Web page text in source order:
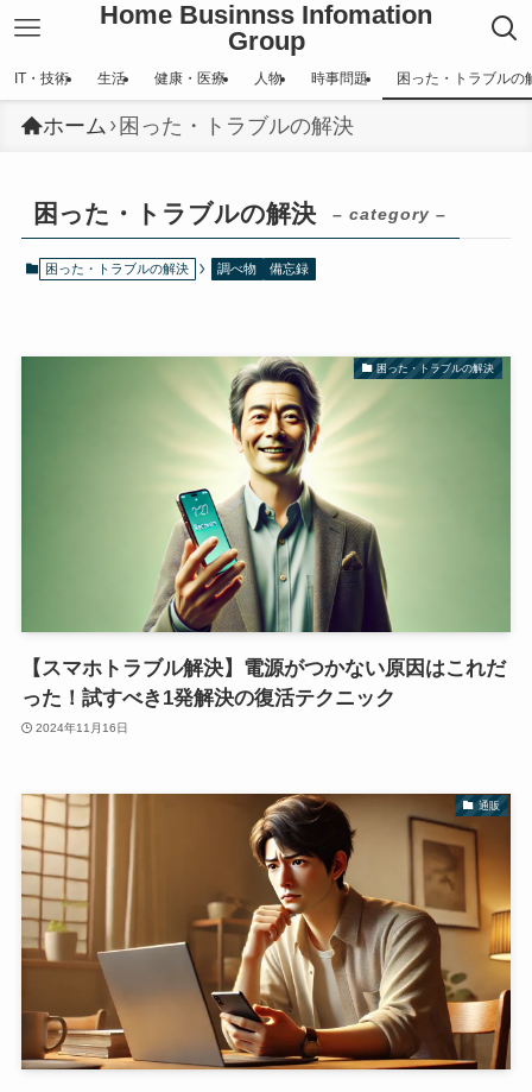
Home Businnss Infomation
Group
IT・技術 生活 健康・医療 人物 時事問題 困った・トラブルの
ホーム 困った・トラブルの解決
困った・トラブルの解決 – category –
困った・トラブルの解決 調べ物 備忘録
困った・トラブルの解決
【スマホトラブル解決】電源がつかない原因はこれだ
った！試すべき1発解決の復活テクニック
2024年11月16日
通販